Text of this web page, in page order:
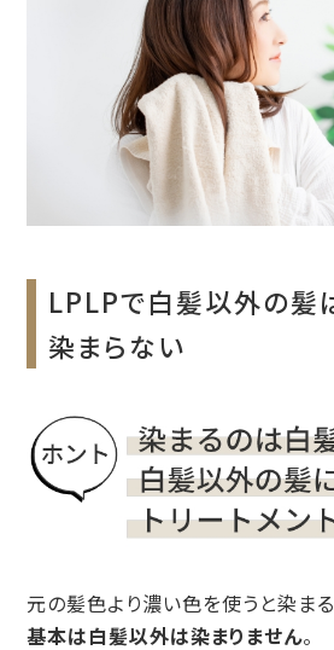
LPLPで白髪以外の髪
染まらない
元の髪色より濃い色を使うと染ま
基本は白髪以外は染まりません。